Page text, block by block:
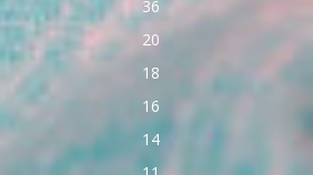
36
20
18
16
14